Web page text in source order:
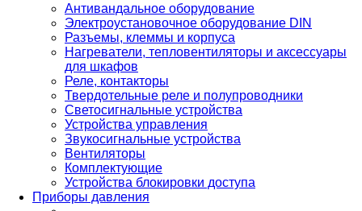
Антивандальное оборудование
Электроустановочное оборудование DIN
Разъемы, клеммы и корпуса
Нагреватели, тепловентиляторы и аксессуары
для шкафов
Реле, контакторы
Твердотельные реле и полупроводники
Светосигнальные устройства
Устройства управления
Звукосигнальные устройства
Вентиляторы
Комплектующие
Устройства блокировки доступа
Приборы давления